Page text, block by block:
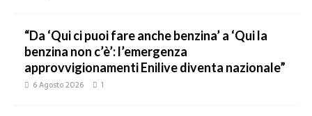
“Da ‘Qui ci puoi fare anche benzina’ a ‘Qui la
benzina non c’è’: l’emergenza
approvvigionamenti Enilive diventa nazionale”
6 Agosto 2026 1